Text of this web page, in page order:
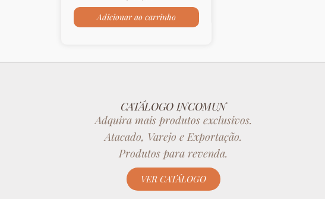
Adicionar ao carrinho
CATÁLOGO INCOMUN
Adquira mais produtos exclusivos.
Atacado, Varejo e Exportação.
Produtos para revenda.
VER CATÁLOGO